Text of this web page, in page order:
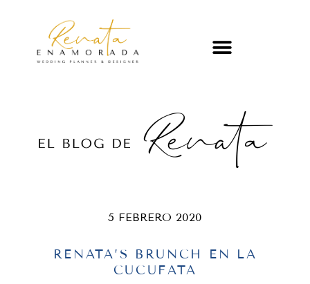
5 FEBRERO 2020
RENATA’S BRUNCH EN LA
CUCUFATA